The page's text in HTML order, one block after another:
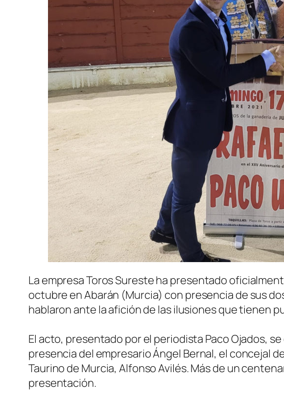
La empresa Toros Sureste ha presentado
octubre en Abarán (Murcia) con presencia de sus
hablaron ante la afición de las ilusiones que tienen
El acto, presentado por el periodista Paco Ojados,
presencia del empresario Ángel Bernal, el concejal
Taurino de Murcia, Alfonso Avilés. Más de un
presentación.